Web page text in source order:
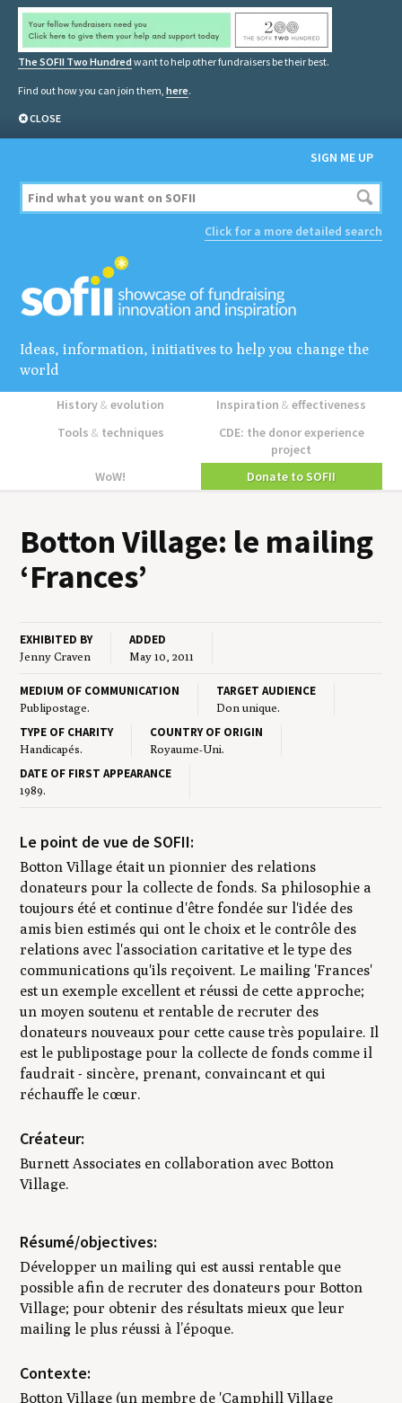
The SOFII Two Hundred want to help other fundraisers be their best.
Find out how you can join them, here.
CLOSE
SIGN ME UP
Click for a more detailed search
Ideas, information, initiatives to help you change the
world
History&evolution Inspiration&effectiveness
Tools & techniques
CDE: the donor experience
project
WoW!
Donate to SOFII
Bot­ton Vil­lage: le mail­ing
‘Frances’
EXHIBITED BY
Jenny Craven
ADDED
May 10, 2011
MEDIUM OF COMMUNICATION
Publipostage.
TARGET AUDIENCE
Don unique.
TYPE OF CHARITY
Handicapés.
COUNTRY OF ORIGIN
Royaume-Uni.
DATE OF FIRST APPEARANCE
1989.
Le point de vue de SOFII:
Botton Village était un pionnier des relations
donateurs pour la collecte de fonds. Sa philosophie a
toujours été et continue d'être fondée sur l'idée des
amis bien estimés qui ont le choix et le contrôle des
relations avec l'association caritative et le type des
communications qu'ils reçoivent. Le mailing 'Frances'
est un exemple excellent et réussi de cette approche;
un moyen soutenu et rentable de recruter des
donateurs nouveaux pour cette cause très populaire. Il
est le publipostage pour la collecte de fonds comme il
faudrait - sincère, prenant, convaincant et qui
réchauffe le cœur.
Créateur:
Burnett Associates en collaboration avec Botton
Village.
Résumé/objectives:
Développer un mailing qui est aussi rentable que
possible afin de recruter des donateurs pour Botton
Village; pour obtenir des résultats mieux que leur
mailing le plus réussi à l’époque.
Contexte:
Botton Village (un membre de 'Camphill Village